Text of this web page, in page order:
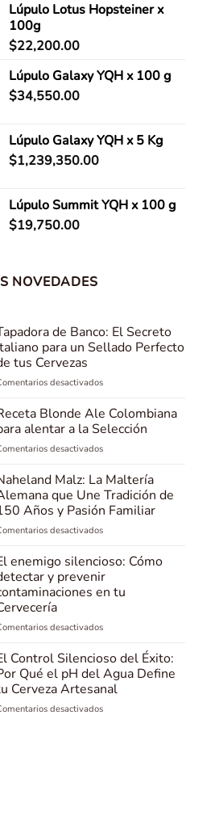
Lúpulo Lotus Hopsteiner x
100g
$22,200.00
Lúpulo Galaxy YQH x 100 g
$34,550.00
Lúpulo Galaxy YQH x 5 Kg
$1,239,350.00
Lúpulo Summit YQH x 100 g
$19,750.00
NOVEDADES
de Banco: El Secreto
para un Sellado Perfecto
tus Cervezas
desactivadosen
de
Banco:
El
Secreto
para
un
Sellado
Perfecto
de
Cervezas
Blonde Ale Colombiana
alentar a la Selección
desactivadosen
Blonde
Ale
Colombiana
para
alentar
la
Malz: La Maltería
que Une Tradición de
Años y Pasión Familiar
desactivadosen
Malz:
La
Maltería
Alemana
Une
150
Años
y
Pasión
enemigo silencioso: Cómo
y prevenir
en tu
desactivadosen
enemigo
silencioso:
Cómo
detectar
y
Control Silencioso del Éxito:
Qué el pH del Agua Define
Cerveza Artesanal
desactivadosen